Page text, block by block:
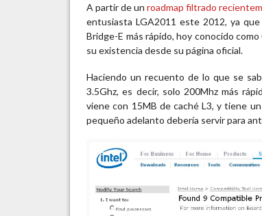
A partir de unroadmap filtrado
entusiasta LGA2011 este 2012, ya
Bridge-E más rápido, hoy conocido
su existencia desde su página oficial.
Haciendo un recuento de lo que se
3.5Ghz, es decir, solo 200Mhz más
viene con 15MB de caché L3, y tiene
pequeño adelanto debería servir para